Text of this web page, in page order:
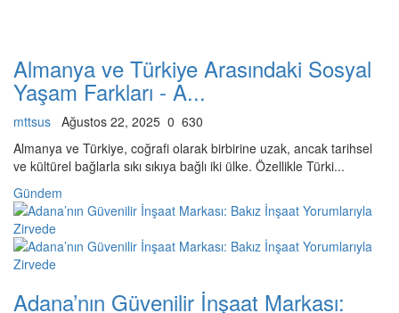
Almanya ve Türkiye Arasındaki Sosyal
Yaşam Farkları - A...
mttsus Ağustos 22, 2025 0 630
Almanya ve Türkiye, coğrafi olarak birbirine uzak, ancak tarihsel
ve kültürel bağlarla sıkı sıkıya bağlı iki ülke. Özellikle Türki...
Gündem
Adana’nın Güvenilir İnşaat Markası: